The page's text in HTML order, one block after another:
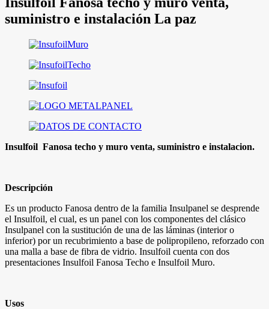
suministro e instalación La paz
Insulfoil Fanosa techo y muro venta, suministro e instalacion.
Descripción
Es un producto Fanosa dentro de la familia Insulpanel se desprende
el Insulfoil, el cual, es un panel con los componentes del clásico
Insulpanel con la sustitución de una de las láminas (interior o
inferior) por un recubrimiento a base de polipropileno, reforzado con
una malla a base de fibra de vidrio. Insulfoil cuenta con dos
presentaciones Insulfoil Fanosa Techo e Insulfoil Muro.
Usos